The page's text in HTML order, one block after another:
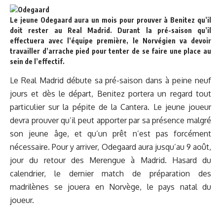
Le jeune Odegaard aura un mois pour prouver à Benitez qu’il
doit rester au Real Madrid. Durant la pré-saison qu’il
effectuera avec l’équipe première, le Norvégien va devoir
travailler d’arrache pied pour tenter de se faire une place au
sein de l’effectif.
Le Real Madrid débute sa pré-saison dans à peine neuf
jours et dès le départ, Benitez portera un regard tout
particulier sur la pépite de la Cantera. Le jeune joueur
devra prouver qu’il peut apporter par sa présence malgré
son jeune âge, et qu’un prêt n’est pas forcément
nécessaire. Pour y arriver, Odegaard aura jusqu’au 9 août,
jour du retour des Merengue à Madrid. Hasard du
calendrier, le dernier match de préparation des
madrilènes se jouera en Norvège, le pays natal du
joueur.